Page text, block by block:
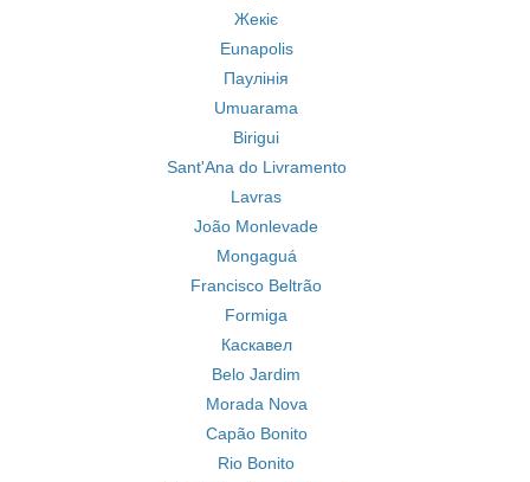
Жекіє
Eunapolis
Паулінія
Umuarama
Birigui
Sant'Ana do Livramento
Lavras
João Monlevade
Mongaguá
Francisco Beltrão
Formiga
Каскавел
Belo Jardim
Morada Nova
Capão Bonito
Rio Bonito